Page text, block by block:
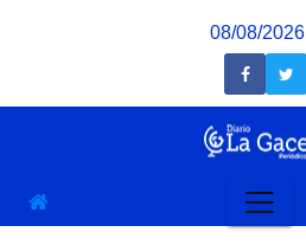
08/08/2026